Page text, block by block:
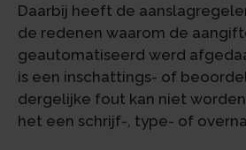
Daarbij heeft de
de redenen waarom de
geautomatiseerd werd
is een inschattings- of
dergelijke fout kan niet
het een schrijf-, type- of